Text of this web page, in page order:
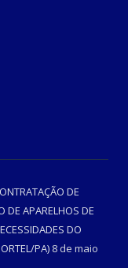
DE
DE APARELHOS DE
DO
PA) 8 de maio